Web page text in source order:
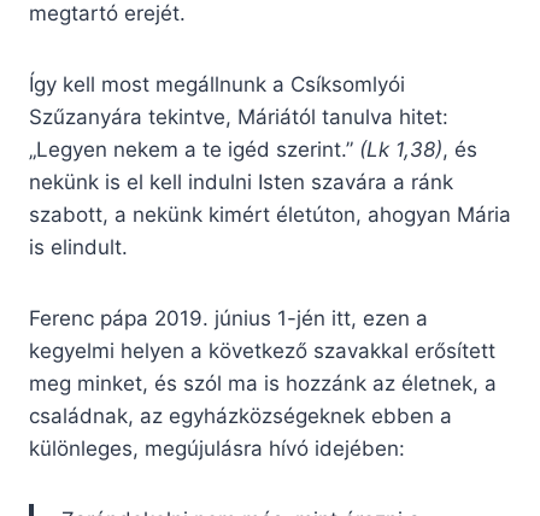
megtartó erejét.
Így kell most megállnunk a Csíksomlyói
Szűzanyára tekintve, Máriától tanulva hitet:
„Legyen nekem a te igéd szerint.” (Lk 1,38), és
nekünk is el kell indulni Isten szavára a ránk
szabott, a nekünk kimért életúton, ahogyan Mária
is elindult.
Ferenc pápa 2019. június 1-jén itt, ezen a
kegyelmi helyen a következő szavakkal erősített
meg minket, és szól ma is hozzánk az életnek, a
családnak, az egyházközségeknek ebben a
különleges, megújulásra hívó idejében: